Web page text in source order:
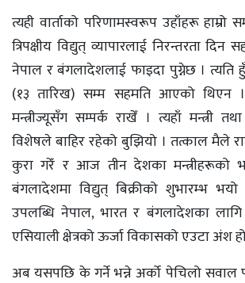
त्यही वार्ताको परिणामस्वरूप उहाँहरू हाम्रो
त्रिपक्षीय विद्युत् व्यापारलाई निरन्तरता
नेपाल र बंगलादेशलाई फाइदा पुग्नेछ । त्यति
(१३ तारिख) सम्म सहमति आएको थिएन
मन्त्रीज्यूसँग सम्पर्क राखेँ । त्यहाँ मन्त्री
विशेषले बाहिर रहेको बुझियो । तत्काल मैले
कुरा गरेँ र आज तीन देशका मन्त्रीहरूको
बंगलादेशमा विद्युत् बिक्रीको शुभारम्भ
उपलब्धि नेपाल, भारत र बंगलादेशका लागि
एसियाली क्षेत्रको ऊर्जा विकासको एउटा अंश
अब यसपछि के गर्ने भन्ने अर्को पेचिलो सवाल